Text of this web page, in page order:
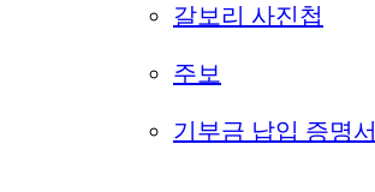
갈보리 사진첩
주보
기부금 납입 증명서